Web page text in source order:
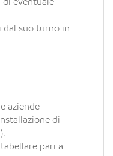
di eventuale
dal suo turno in
aziende
di
pari a